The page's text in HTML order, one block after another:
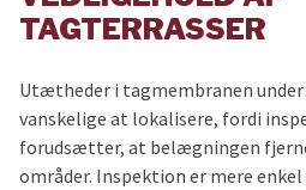
TAGTERRASSER
Utætheder i tagmembranen
vanskelige at lokalisere, fordi
forudsætter, at belægningen
områder. Inspektion er mere